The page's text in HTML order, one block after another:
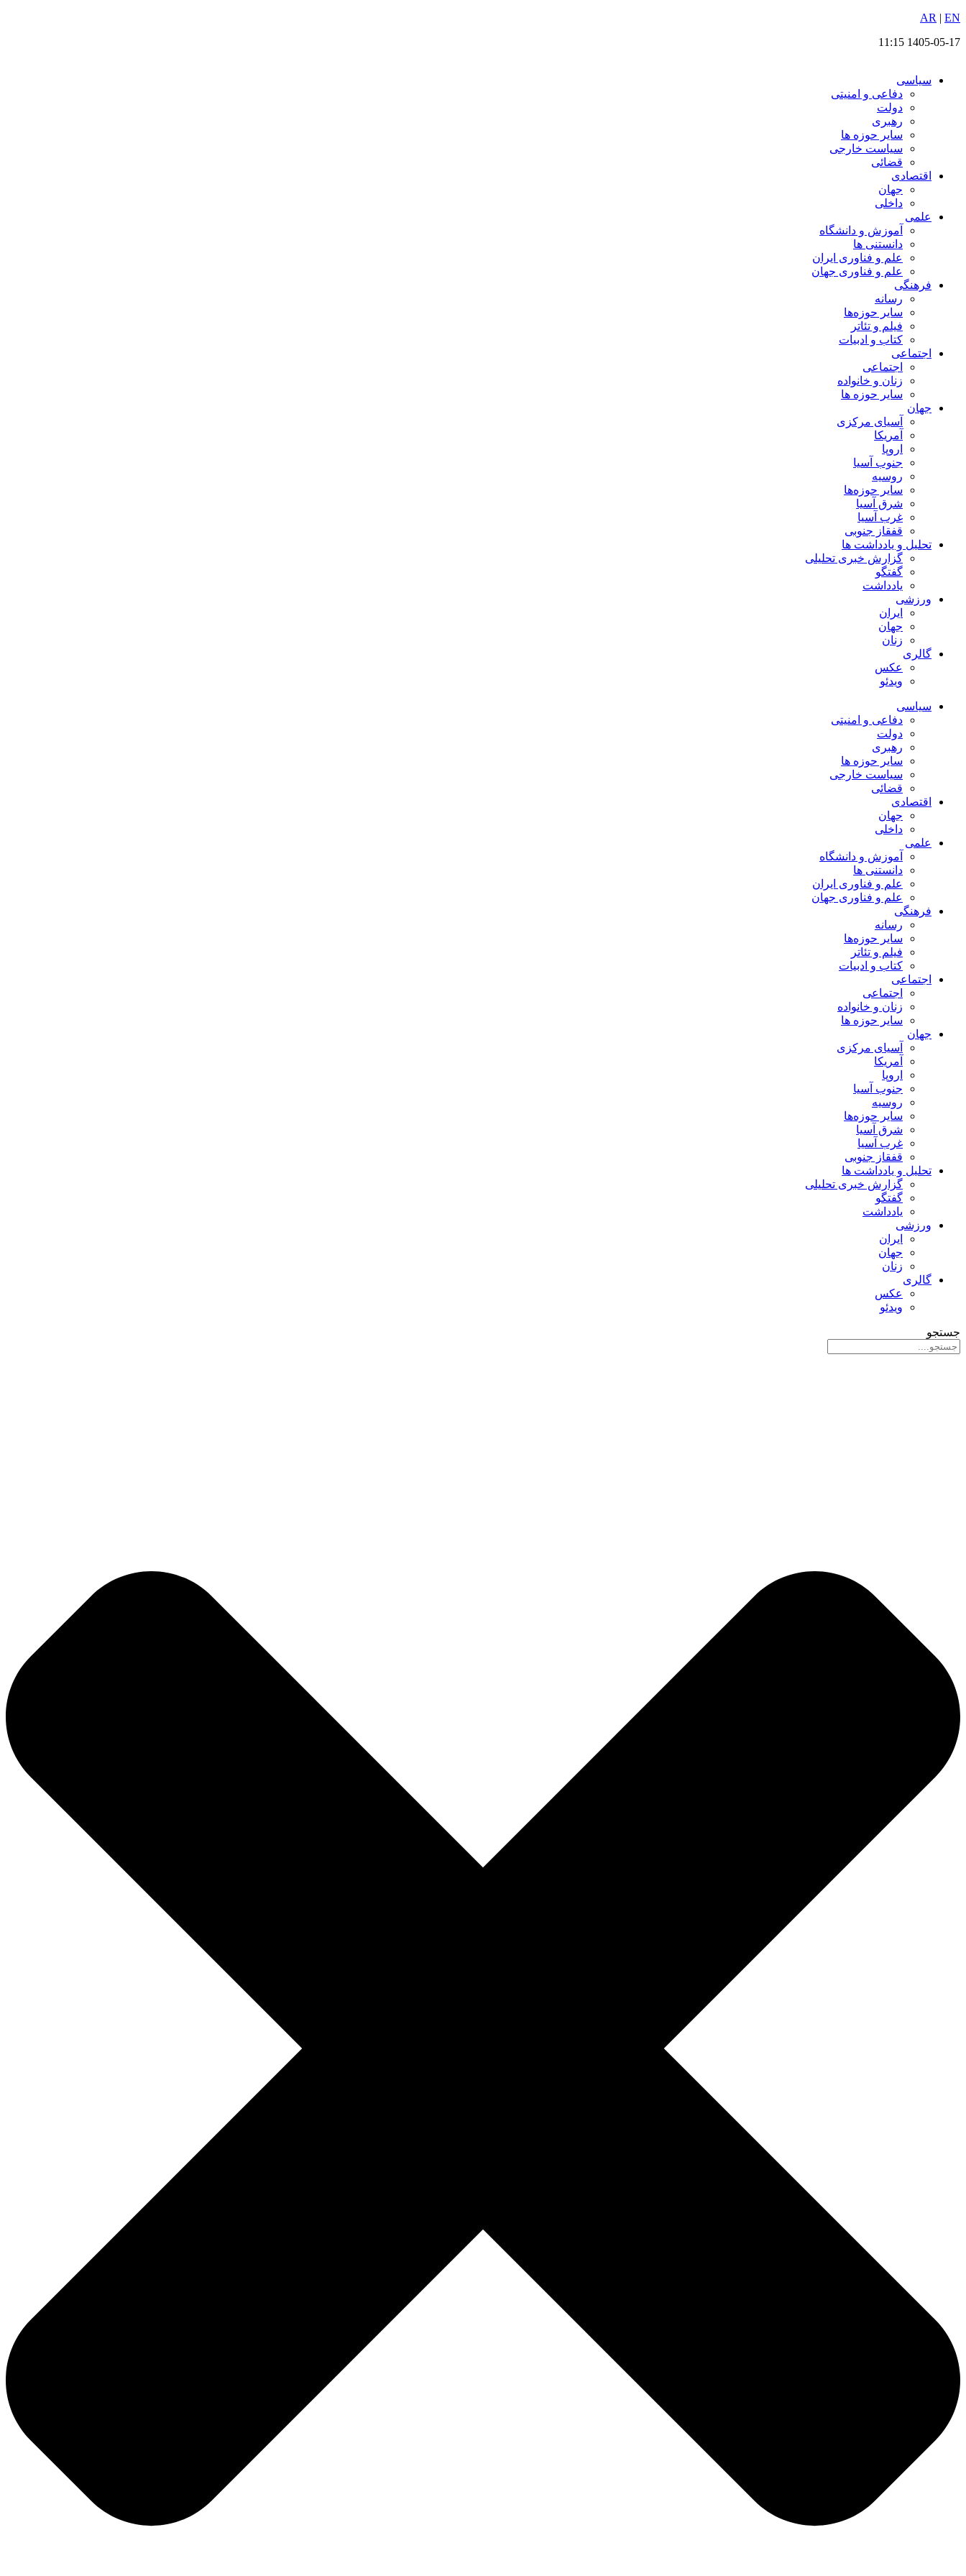
پرش
محتوا
AR | EN
1405-05-17 11:15
سیاسی
دفاعی و امنیتی
دولت
رهبری
سایر حوزه ها
سیاست خارجی
قضائی
اقتصادی
جهان
داخلی
علمی
آموزش و دانشگاه
دانستنی ها
علم و فناوری ایران
علم و فناوری جهان
فرهنگی
رسانه
سایر حوزه‌ها
فیلم و تئاتر
کتاب و ادبیات
اجتماعی
اجتماعی
زنان و خانواده
سایر حوزه ها
جهان
آسیای مرکزی
آمریکا
اروپا
جنوب آسیا
روسیه
سایر حوزه‌ها
شرق آسیا
غرب آسیا
قفقاز جنوبی
تحلیل و یادداشت ها
گزارش خبری تحلیلی
گفتگو
یادداشت
ورزشی
ایران
جهان
زنان
گالری
عکس
ویدئو
سیاسی
دفاعی و امنیتی
دولت
رهبری
سایر حوزه ها
سیاست خارجی
قضائی
اقتصادی
جهان
داخلی
علمی
آموزش و دانشگاه
دانستنی ها
علم و فناوری ایران
علم و فناوری جهان
فرهنگی
رسانه
سایر حوزه‌ها
فیلم و تئاتر
کتاب و ادبیات
اجتماعی
اجتماعی
زنان و خانواده
سایر حوزه ها
جهان
آسیای مرکزی
آمریکا
اروپا
جنوب آسیا
روسیه
سایر حوزه‌ها
شرق آسیا
غرب آسیا
قفقاز جنوبی
تحلیل و یادداشت ها
گزارش خبری تحلیلی
گفتگو
یادداشت
ورزشی
ایران
جهان
زنان
گالری
عکس
ویدئو
جستجو